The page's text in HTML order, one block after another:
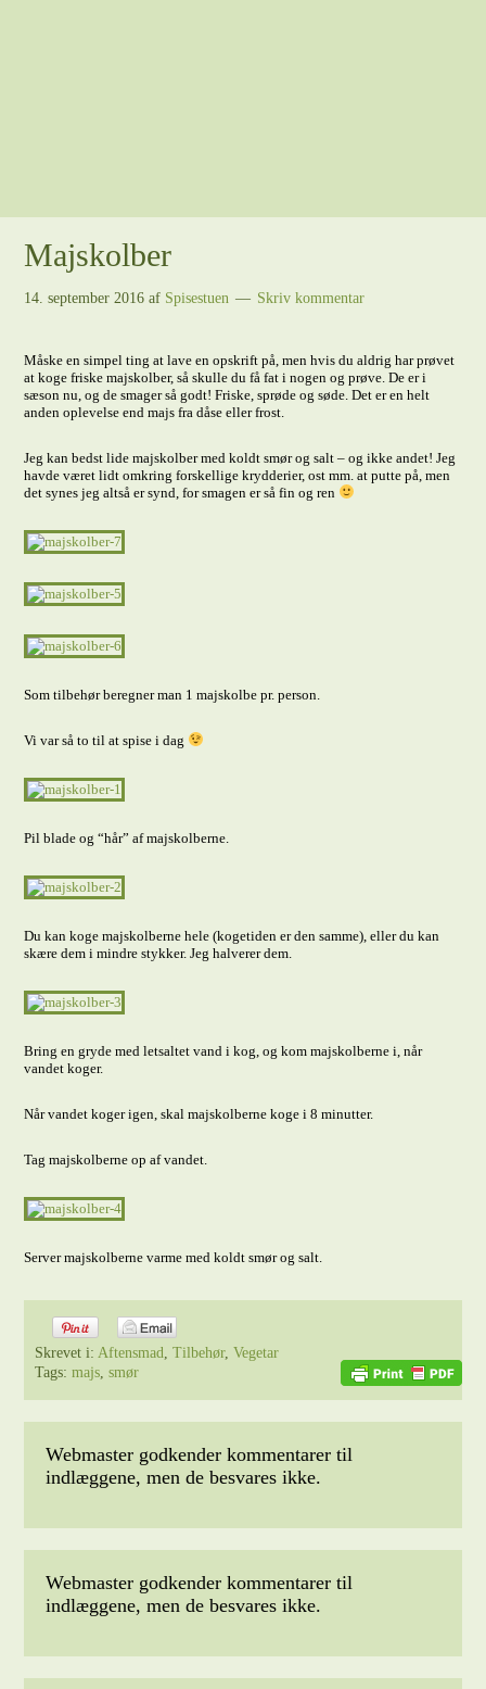
Majskolber
14. september 2016 af Spisestuen Skriv kommentar
Måske en simpel ting at lave en opskrift på, men hvis du aldrig har prøvet
at koge friske majskolber, så skulle du få fat i nogen og prøve. De er i
sæson nu, og de smager så godt! Friske, sprøde og søde. Det er en helt
anden oplevelse end majs fra dåse eller frost.
Jeg kan bedst lide majskolber med koldt smør og salt – og ikke andet! Jeg
havde været lidt omkring forskellige krydderier, ost mm. at putte på, men
det synes jeg altså er synd, for smagen er så fin og ren
Som tilbehør beregner man 1 majskolbe pr. person.
Vi var så to til at spise i dag
Pil blade og “hår” af majskolberne.
Du kan koge majskolberne hele (kogetiden er den samme), eller du kan
skære dem i mindre stykker. Jeg halverer dem.
Bring en gryde med letsaltet vand i kog, og kom majskolberne i, når
vandet koger.
Når vandet koger igen, skal majskolberne koge i 8 minutter.
Tag majskolberne op af vandet.
Server majskolberne varme med koldt smør og salt.
Skrevet i:Aftensmad,Tilbehør,Vegetar
Tags:majs,smør
Webmaster godkender kommentarer til
indlæggene, men de besvares ikke.
Webmaster godkender kommentarer til
indlæggene, men de besvares ikke.